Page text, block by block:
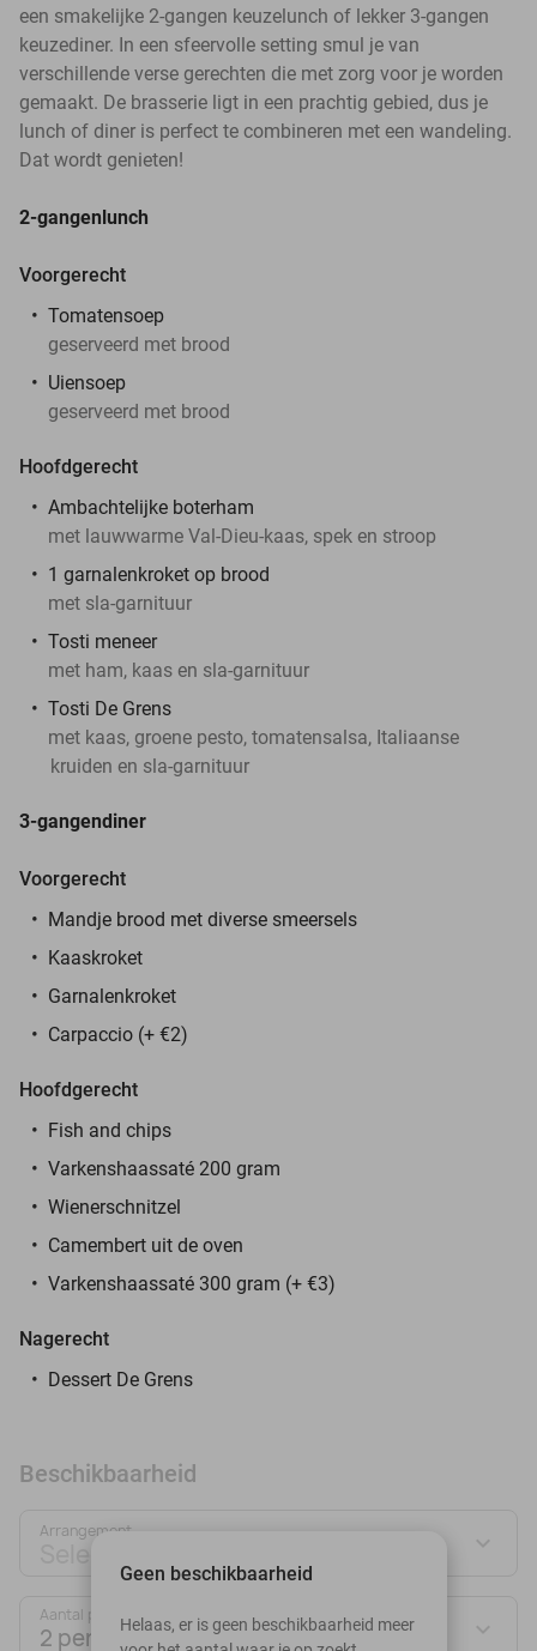
een smakelijke 2-gangen keuzelunch of lekker 3-gangen
keuzediner. In een sfeervolle setting smul je van
verschillende verse gerechten die met zorg voor je worden
gemaakt. De brasserie ligt in een prachtig gebied, dus je
lunch of diner is perfect te combineren met een wandeling.
Dat wordt genieten!
2-gangenlunch
Voorgerecht
Tomatensoep
geserveerd met brood
Uiensoep
geserveerd met brood
Hoofdgerecht
Ambachtelijke boterham
met lauwwarme Val-Dieu-kaas, spek en stroop
1 garnalenkroket op brood
met sla-garnituur
Tosti meneer
met ham, kaas en sla-garnituur
Tosti De Grens
met kaas, groene pesto, tomatensalsa, Italiaanse
kruiden en sla-garnituur
3-gangendiner
Voorgerecht
Mandje brood met diverse smeersels
Kaaskroket
Garnalenkroket
Carpaccio (+ €2)
Hoofdgerecht
Fish and chips
Varkenshaassaté 200 gram
Wienerschnitzel
Camembert uit de oven
Varkenshaassaté 300 gram (+ €3)
Nagerecht
Dessert De Grens
Beschikbaarheid
Arrangement
Selecteer jouw deal
Aantal personen:
2 personen
Geen beschikbaarheid
Helaas, er is geen beschikbaarheid meer